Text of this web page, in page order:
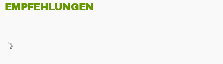
EMPFEHLUNGEN